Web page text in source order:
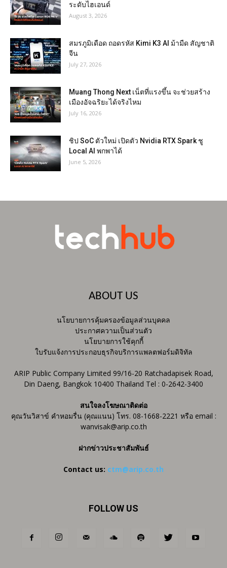
ระดับไฮเอนด์
August 3, 2026
สมรภูมิเดือด ถอดรหัส Kimi K3 AI ม้ามืด สัญชาติ
จีน
July 27, 2026
Muang Thong Next เน็ตที่แรงขึ้น จะช่วยสร้าง
เมืองอัจฉริยะได้จริงไหม
July 16, 2026
ชิป SoC ตัวใหม่ เปิดตัว Nvidia RTX Spark ชู
Local AI พกพาได้
June 5, 2026
ABOUT US
นโยบายการคุ้มครองข้อมูลส่วนบุคคล
ประกาศความเป็นส่วนตัว
นโยบายการใช้คุกกี้
ใบรับแจ้งการประกอบธุรกิจบริการแพลตฟอร์มดิจิทัล
ARIP Public Company Limited 99/16-20 Ratchadapisek Road,
Din Daeng, Bangkok 10400 Thailand Tel : 0-2642-3400
สนใจลงโฆษณาติดต่อ
คุณวันวิสาข์ คำหอมรื่น (คุณแนน) โทร. 08-1668-2221 หรือ email :
wanvisak@arip.co.th
ฝากข่าวประชาสัมพันธ์
Contact us: ctm@arip.co.th
FOLLOW US